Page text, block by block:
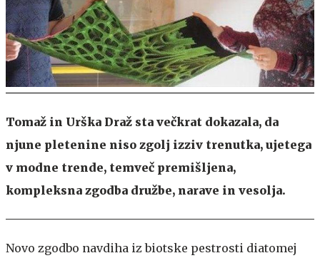
Tomaž in Urška Draž sta večkrat dokazala, da
njune pletenine niso zgolj izziv trenutka, ujetega
v modne trende, temveč premišljena,
kompleksna zgodba družbe, narave in vesolja.
Novo zgodbo navdiha iz biotske pestrosti diatomej